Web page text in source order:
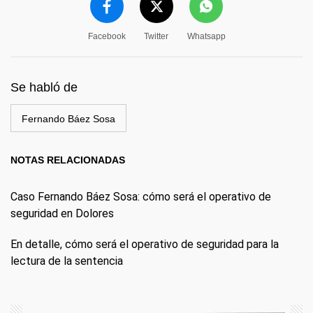
Facebook Twitter Whatsapp
Se habló de
Fernando Báez Sosa
NOTAS RELACIONADAS
Caso Fernando Báez Sosa: cómo será el operativo de
seguridad en Dolores
En detalle, cómo será el operativo de seguridad para la
lectura de la sentencia